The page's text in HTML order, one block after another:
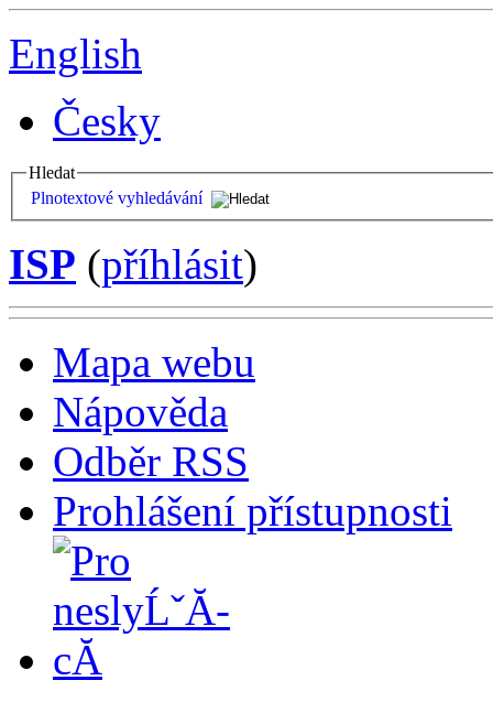
English
Česky
Hledat
Plnotextové vyhledávání
ISP (příhlásit)
Mapa webu
Nápověda
Odběr RSS
Prohlášení přístupnosti